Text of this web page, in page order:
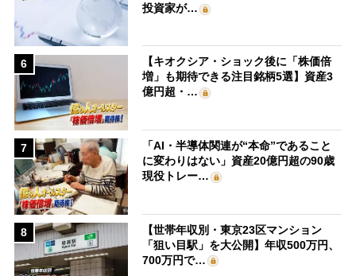
投資家が…
6
【キオクシア・ショック後に「株価倍
増」も期待できる注目銘柄5選】資産3
億円超・…
7
「AI・半導体関連が“本命”であること
に変わりはない」資産20億円超の90歳
現役トレー…
8
【世帯年収別・東京23区マンション
「狙い目駅」を大公開】年収500万円、
700万円で…